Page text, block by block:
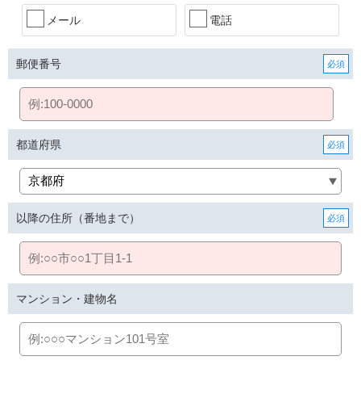
メール 電話
郵便番号
都道府県
以降の住所（番地まで）
マンション・建物名